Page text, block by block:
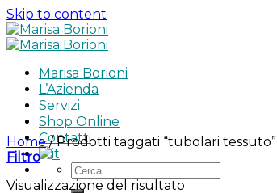
Skip to content
Marisa Borioni
L’Azienda
Servizi
Shop Online
Contatti
Home /Prodotti taggati “tubolari tessuto”
Filtro
Visualizzazione del risultato